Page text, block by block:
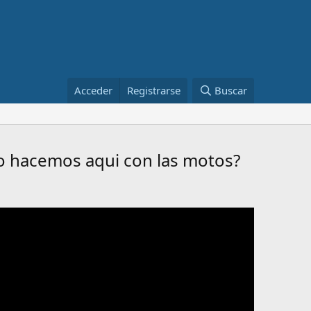
Acceder Registrarse Buscar
aqui con las motos?